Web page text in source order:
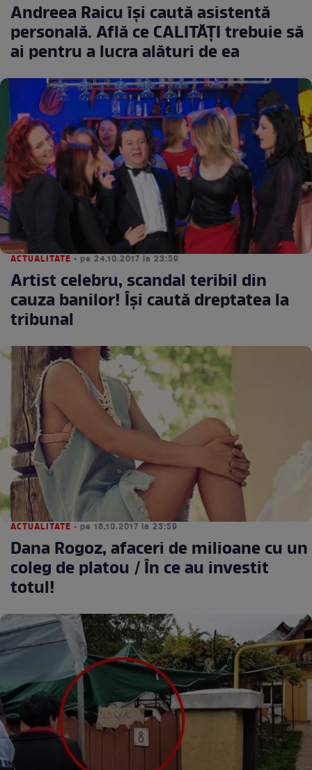
Andreea Raicu îşi caută asistentă
personală. Află ce CALITĂŢI trebuie să
ai pentru a lucra alături de ea
ACTUALITATE • pe 24.10.2017 la 23:59
Artist celebru, scandal teribil din
cauza banilor! Îşi caută dreptatea la
tribunal
ACTUALITATE • pe 16.10.2017 la 23:59
Dana Rogoz, afaceri de milioane cu un
coleg de platou / În ce au investit
totul!